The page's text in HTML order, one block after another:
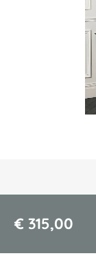
€ 315,00
afbeeldingen-
gallerij